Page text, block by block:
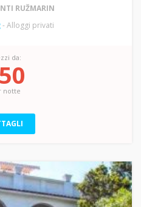
RUŽMARIN
- Alloggi privati
da:
notte